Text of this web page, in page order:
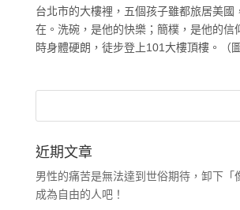
台北市的大樓裡，五個孩子雖都旅居美國
在。洗碗，是他的快樂；簡樸，是他的信
時身體硬朗，徒步登上101大樓頂樓。（
近期文章
男性的痛苦是無法達到世俗期待，卸下「
成為自由的人吧！